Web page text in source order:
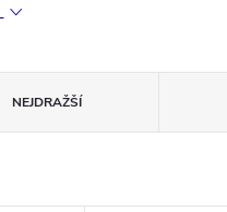
NEJDRAŽŠÍ